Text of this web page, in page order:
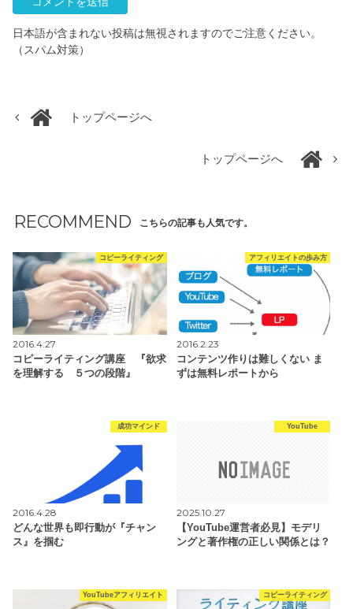
日本語が含まれない投稿は無視されますのでご注意ください。
（スパム対策）
トップページへ
トップページへ
RECOMMEND こちらの記事も人気です。
コピーライティング
2016.4.27
コピーライティング講座 『欲求
を理解する ５つの段階』
アフィリエイトの歩み方
2016.2.23
コンテンツ作りは難しくない ま
ずは無料レポートから
成功マインド
2016.4.28
どんな世界も即行動が『チャン
ス』を掴む
YouTube
2025.10.27
【YouTube運営者必見】モデリ
ングと著作権の正しい関係とは？
YouTubeアフィリエイト コピーライティング